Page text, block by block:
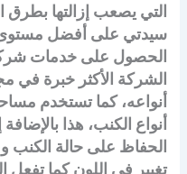
التي يصعب إزالتها بطرق
سيدتي على أفضل
الحصول على خدمات
الشركة الأكثر خبرة في
أنواعه، كما تستخدم
أنواع الكنب، هذا
الحفاظ على حالة الكنب
تغيير في اللون كما تفعل